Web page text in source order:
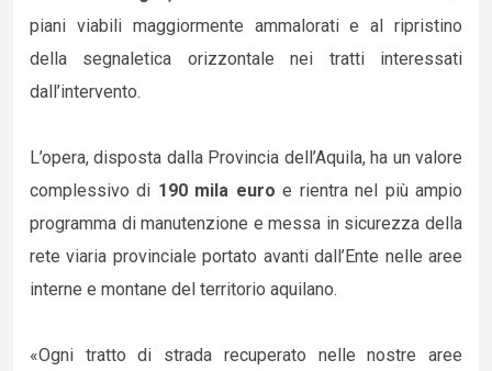
piani viabili maggiormente ammalorati e al ripristino
della segnaletica orizzontale nei tratti interessati
dall’intervento.
L’opera, disposta dalla Provincia dell’Aquila, ha un valore
complessivo di 190 mila euro e rientra nel più ampio
programma di manutenzione e messa in sicurezza della
rete viaria provinciale portato avanti dall’Ente nelle aree
interne e montane del territorio aquilano.
«Ogni tratto di strada recuperato nelle nostre aree